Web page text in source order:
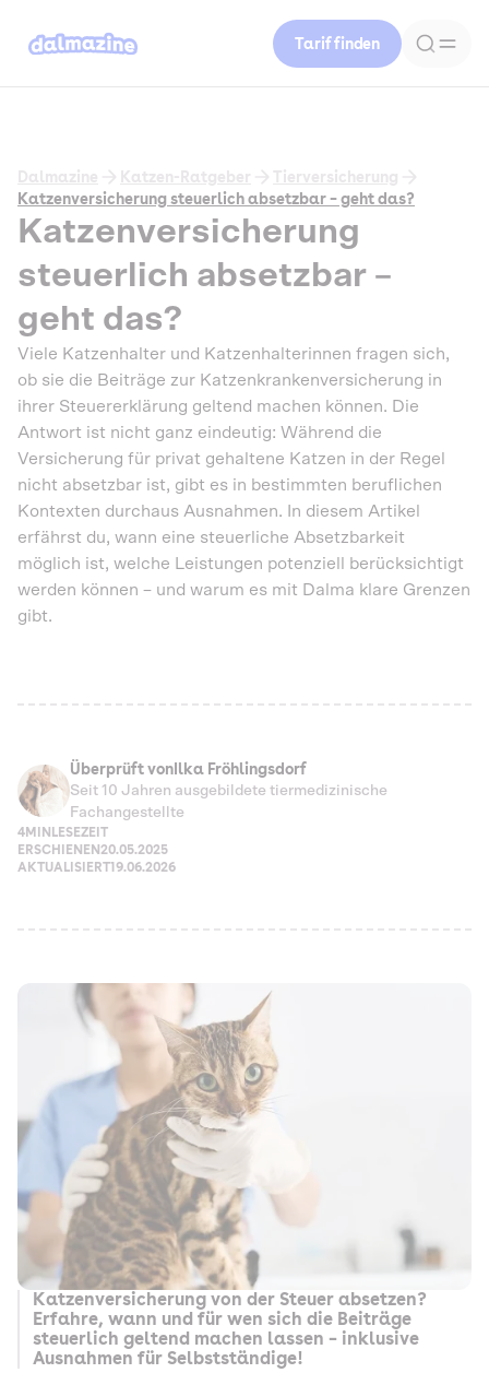
Tarif finden
Dalmazine Katzen-Ratgeber
Tierversicherung
Katzenversicherung steuerlich absetzbar – geht das?
Katzenversicherung
steuerlich absetzbar –
geht das?
Viele Katzenhalter und Katzenhalterinnen fragen sich,
ob sie die Beiträge zur Katzenkrankenversicherung in
ihrer Steuererklärung geltend machen können. Die
Antwort ist nicht ganz eindeutig: Während die
Versicherung für privat gehaltene Katzen in der Regel
nicht absetzbar ist, gibt es in bestimmten beruflichen
Kontexten durchaus Ausnahmen. In diesem Artikel
erfährst du, wann eine steuerliche Absetzbarkeit
möglich ist, welche Leistungen potenziell berücksichtigt
werden können – und warum es mit Dalma klare Grenzen
gibt.
Überprüft von Ilka Fröhlingsdorf
Seit 10 Jahren ausgebildete tiermedizinische
Fachangestellte
4MIN LESEZEIT
ERSCHIENEN20.05.2025
AKTUALISIERT19.06.2026
Katzenversicherung von der Steuer absetzen?
Erfahre, wann und für wen sich die Beiträge
steuerlich geltend machen lassen – inklusive
Ausnahmen für Selbstständige!